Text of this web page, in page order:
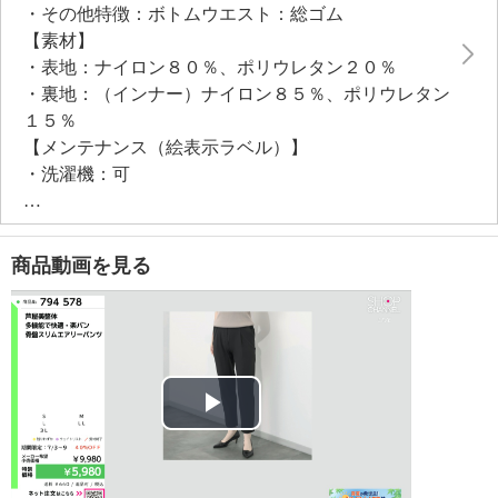
備わった普段の生活で使いやすくアイテムです。
・その他特徴：ボトムウエスト：総ゴム
【素材】
・表地：ナイロン８０％、ポリウレタン２０％
・裏地：（インナー）ナイロン８５％、ポリウレタン
１５％
【メンテナンス（絵表示ラベル）】
・洗濯機：可
・漂白処理：塩素系・酸素系漂白不可
・タンブル乾燥：不可
・自然乾燥：日陰の吊り干し
・アイロン仕上げ：不可
・ドライクリーニング：不可
・ウエットクリーニング：可
・着用方法
【原産国（地）】
・ミャンマー製
商品動画を見る
Play